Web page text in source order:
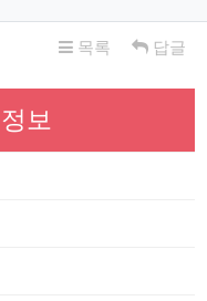
목록 답글
보